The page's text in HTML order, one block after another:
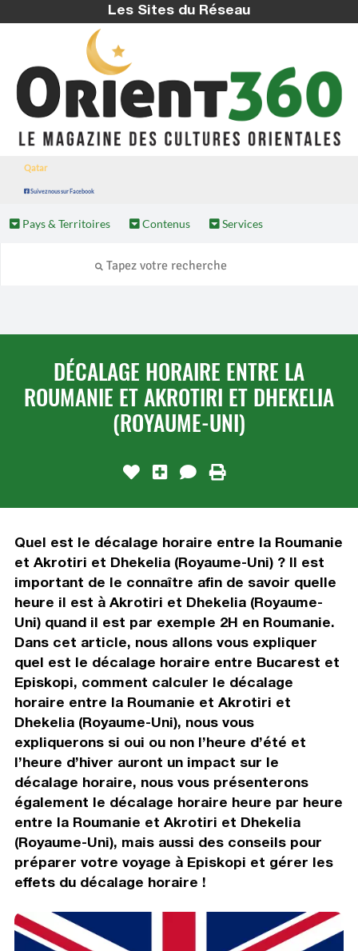
Les Sites du Réseau
Qatar
Suivez nous sur Facebook
Pays & Territoires Contenus Services
DÉCALAGE HORAIRE ENTRE LA
ROUMANIE ET AKROTIRI ET DHEKELIA
(ROYAUME-UNI)
Quel est le décalage horaire entre la Roumanie
et Akrotiri et Dhekelia (Royaume-Uni) ? Il est
important de le connaître afin de savoir quelle
heure il est à Akrotiri et Dhekelia (Royaume-
Uni) quand il est par exemple 2H en Roumanie.
Dans cet article, nous allons vous expliquer
quel est le décalage horaire entre Bucarest et
Episkopi, comment calculer le décalage
horaire entre la Roumanie et Akrotiri et
Dhekelia (Royaume-Uni), nous vous
expliquerons si oui ou non l’heure d’été et
l’heure d’hiver auront un impact sur le
décalage horaire, nous vous présenterons
également le décalage horaire heure par heure
entre la Roumanie et Akrotiri et Dhekelia
(Royaume-Uni), mais aussi des conseils pour
préparer votre voyage à Episkopi et gérer les
effets du décalage horaire !